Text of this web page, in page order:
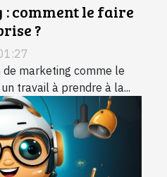
comment le faire
?
marketing comme le
travail à prendre à la...